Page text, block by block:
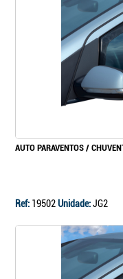
AUTO PARAVENTOS /
Ref: 19502Unidade:JG2